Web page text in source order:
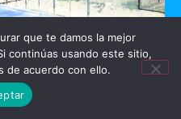
que te damos la mejor
continúas usando este sitio,
de acuerdo con ello.